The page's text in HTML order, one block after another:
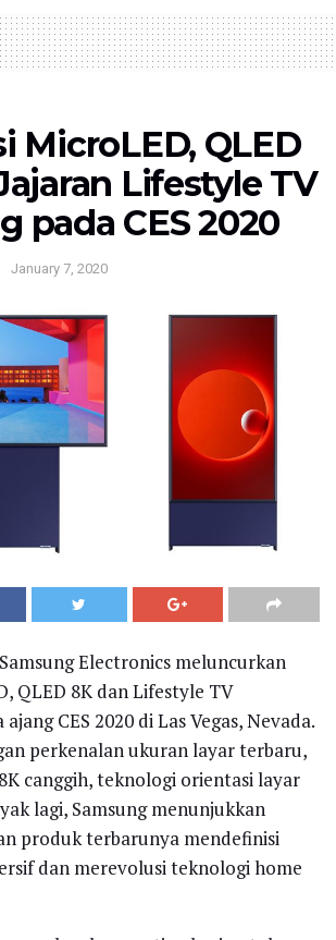
MicroLED, QLED
Lifestyle TV
pada CES 2020
January 7, 2020
Electronics meluncurkan
QLED 8K dan Lifestyle TV
CES 2020 di Las Vegas, Nevada.
perkenalan ukuran layar terbaru,
canggih, teknologi orientasi layar
lagi, Samsung menunjukkan
produk terbarunya mendefinisi
dan merevolusi teknologi home